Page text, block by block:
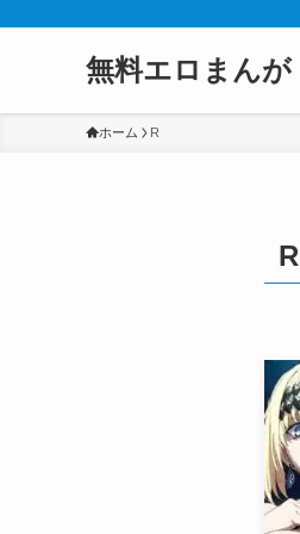
無料エロまんが
ホーム R
R